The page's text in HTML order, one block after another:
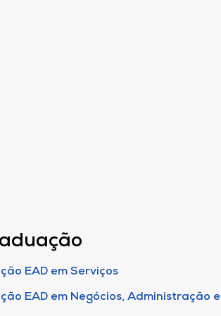
EAD em Serviços
EAD em Negócios, Administração e